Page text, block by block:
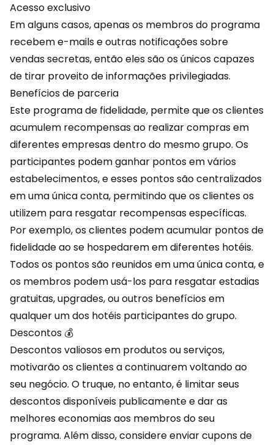
Acesso exclusivo
Em alguns casos, apenas os membros do programa
recebem e-mails e outras notificações sobre
vendas secretas, então eles são os únicos capazes
de tirar proveito de informações privilegiadas.
Benefícios de parceria
Este programa de fidelidade, permite que os clientes
acumulem recompensas ao realizar compras em
diferentes empresas dentro do mesmo grupo. Os
participantes podem ganhar pontos em vários
estabelecimentos, e esses pontossão centralizados
em uma única conta, permitindo que os clientes os
utilizem para resgatar recompensas específicas.
Por exemplo, os clientes podem acumular pontos de
fidelidade ao se hospedarem em diferentes hotéis.
Todos os pontos são reunidos em uma única conta, e
os membros podem usá-los para resgatar estadias
gratuitas, upgrades, ou outros benefícios em
qualquer um dos hotéis participantes do grupo.
Descontos 💰
Descontos valiosos em produtos ou serviços,
motivarão os clientes a continuarem voltando ao
seu negócio. O truque, no entanto, é limitar seus
descontosdisponíveis publicamente e dar as
melhores economias aos membros do seu
programa. Além disso, considere enviar cupons de